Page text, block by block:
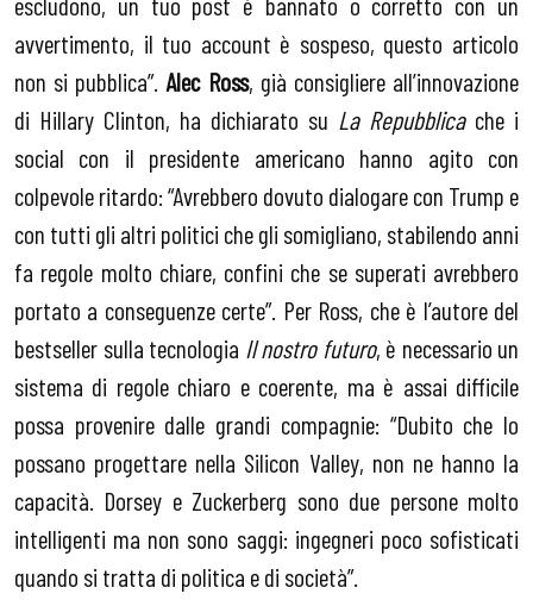
avvertimento, il tuo account è sospeso, questo articolo
non si pubblica”.Alec Ross, già consigliere all’innovazione
di Hillary Clinton, ha dichiarato su La Repubblicache i
social con il presidente americano hanno agito con
colpevole ritardo: “Avrebbero dovuto dialogare con Trump e
con tutti gli altri politici che gli somigliano, stabilendo anni
fa regole molto chiare, confini che se superati avrebbero
portato a conseguenze certe”. Per Ross, che è l’autore del
bestseller sulla tecnologia Il nostro futuro, è necessario un
sistema di regole chiaro e coerente, ma è assai difficile
possa provenire dalle grandi compagnie: “Dubito che lo
possano progettare nella Silicon Valley, non ne hanno la
capacità. Dorsey e Zuckerberg sono due persone molto
intelligenti ma non sono saggi: ingegneri poco sofisticati
quando si tratta di politica e di società”.